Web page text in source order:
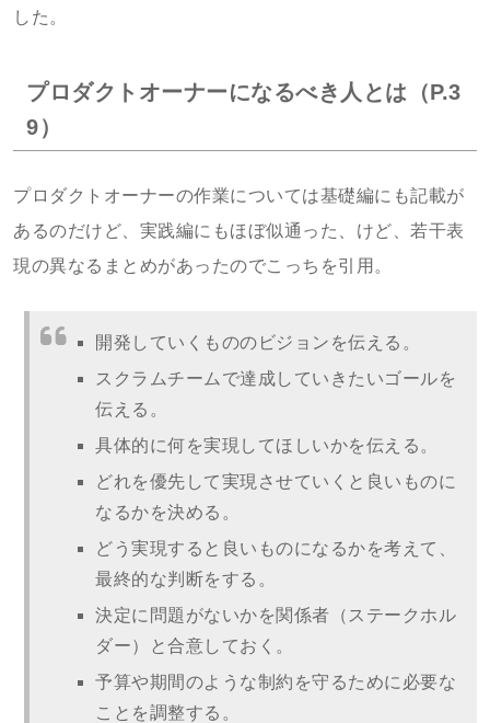
した。
プロダクトオーナーになるべき人とは（P.3
9）
プロダクトオーナーの作業については基礎編にも記載が
あるのだけど、実践編にもほぼ似通った、けど、若干表
現の異なるまとめがあったのでこっちを引用。
開発していくもののビジョンを伝える。
スクラムチームで達成していきたいゴールを
伝える。
具体的に何を実現してほしいかを伝える。
どれを優先して実現させていくと良いものに
なるかを決める。
どう実現すると良いものになるかを考えて、
最終的な判断をする。
決定に問題がないかを関係者（ステークホル
ダー）と合意しておく。
予算や期間のような制約を守るために必要な
ことを調整する。